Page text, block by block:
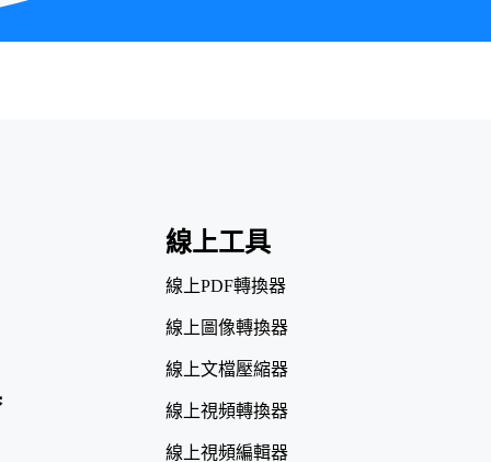
線上工具
線上PDF轉換器
線上圖像轉換器
線上文檔壓縮器
線上視頻轉換器
線上視頻編輯器